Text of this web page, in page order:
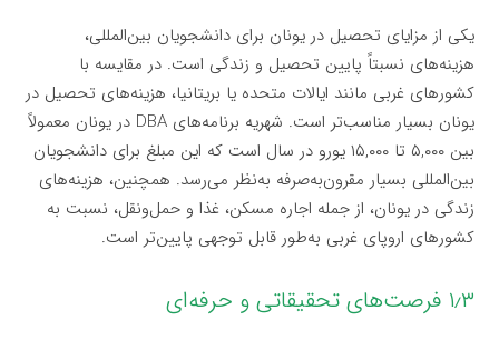
یکی از مزایای تحصیل در یونان برای دانشجویان بین‌المللی،
هزینه‌های نسبتاً پایین تحصیل و زندگی است. در مقایسه با
کشورهای غربی مانند ایالات متحده یا بریتانیا، هزینه‌های تحصیل در
یونان بسیار مناسب‌تر است. شهریه برنامه‌های DBA در یونان معمولاً
بین ۵,۰۰۰ تا ۱۵,۰۰۰ یورو در سال است که این مبلغ برای دانشجویان
بین‌المللی بسیار مقرون‌به‌صرفه به‌نظر می‌رسد. همچنین، هزینه‌های
زندگی در یونان، از جمله اجاره مسکن، غذا و حمل‌ونقل، نسبت به
کشورهای اروپای غربی به‌طور قابل توجهی پایین‌تر است.
۱٫۳ فرصت‌های تحقیقاتی و حرفه‌ای